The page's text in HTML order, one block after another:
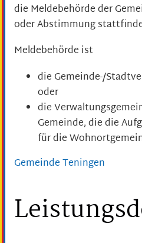
die Meldebehörde der
oder Abstimmung
Meldebehörde ist
die Gemeinde-/
oder
die
Gemeinde, die die
für die
Gemeinde Teningen